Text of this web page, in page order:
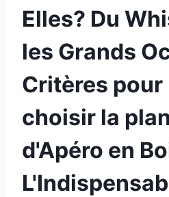
Elles? Du
les Grands
Critères pour
choisir la
d'Apéro en